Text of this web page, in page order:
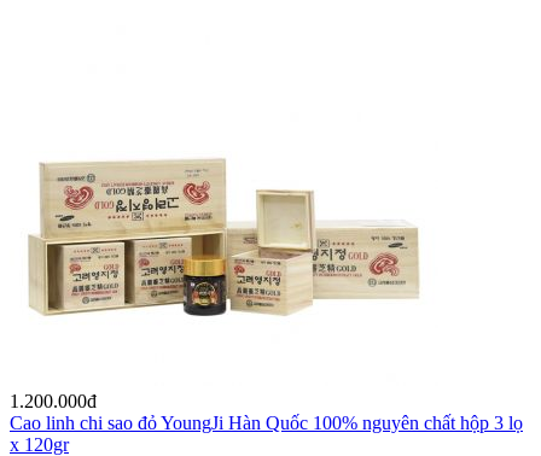
1.200.000đ
Cao linh chi sao đỏ YoungJi Hàn Quốc 100% nguyên chất hộp 3 lọ
x 120gr